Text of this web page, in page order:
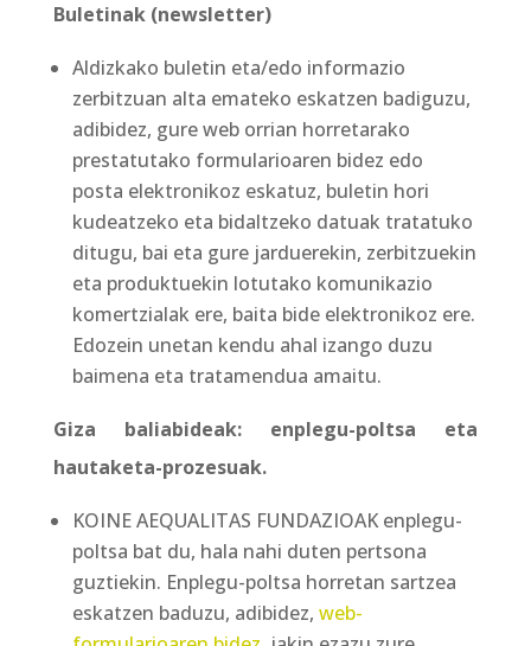
Buletinak (newsletter)
Aldizkako buletin eta/edo informazio
zerbitzuan alta emateko eskatzen badiguzu,
adibidez, gure web orrian horretarako
prestatutako formularioaren bidez edo
posta elektronikoz eskatuz, buletin hori
kudeatzeko eta bidaltzeko datuak tratatuko
ditugu, bai eta gure jarduerekin, zerbitzuekin
eta produktuekin lotutako komunikazio
komertzialak ere, baita bide elektronikoz ere.
Edozein unetan kendu ahal izango duzu
baimena eta tratamendua amaitu.
Giza baliabideak: enplegu-poltsa eta
hautaketa-prozesuak.
KOINE AEQUALITAS FUNDAZIOAK enplegu-
poltsa bat du, hala nahi duten pertsona
guztiekin. Enplegu-poltsa horretan sartzea
eskatzen baduzu, adibidez, web-